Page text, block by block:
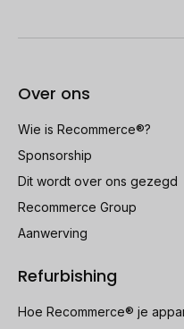
Over ons
Wie is Recommerce®?
Sponsorship
Dit wordt over ons gezegd
Recommerce Group
Aanwerving
Refurbishing
Hoe Recommerce® je